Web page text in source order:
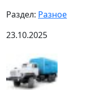
Раздел: Разное
23.10.2025